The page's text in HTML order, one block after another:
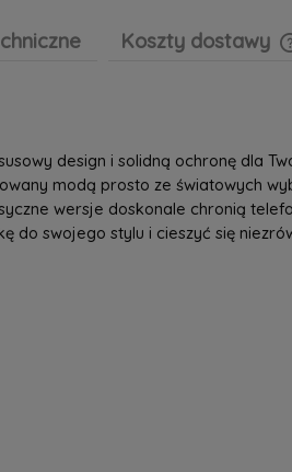
Koszty dostawy
design i solidną ochronę dla
modą prosto ze światowych
wersje doskonale chronią
do swojego stylu i cieszyć się